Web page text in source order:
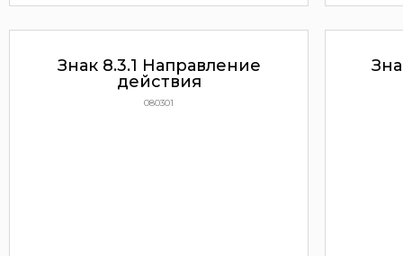
Знак 8.3.1 Направление
действия
080301